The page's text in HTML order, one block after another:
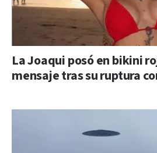
La Joaqui posó en bikini
mensaje tras su ruptura